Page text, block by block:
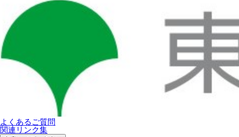
よくあるご質問
関連リンク集